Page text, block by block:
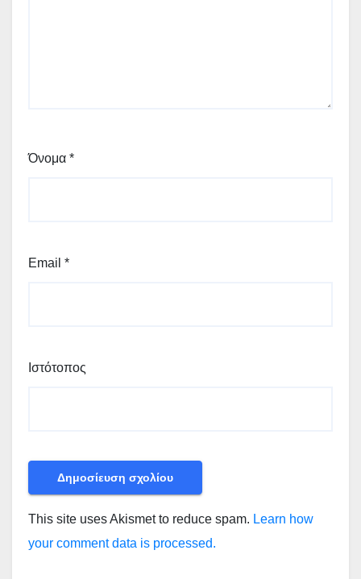
Όνομα *
Email *
Ιστότοπος
This site uses Akismet to reduce spam. Learn how
your comment data is processed.